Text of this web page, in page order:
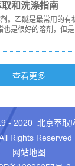
和洗涤指南
。乙醚是最常用的有
也是很好的溶剂，但
- 2020 北京萃取
Rights Reserved
网站地图